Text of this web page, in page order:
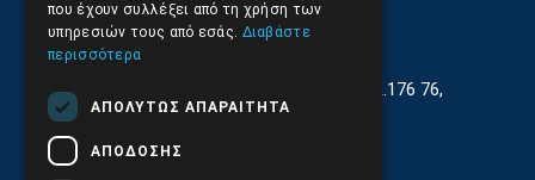
Γεωργίου Κρέμου 13-17, Καλλιθέα, Τ.Κ.176 76,
Αθήνα, Ελλάδα
210.9566.401(11.30-17.00)
που έχουν συλλέξει από τη χρήση των
υπηρεσιών τους από εσάς. Διαβάστε
περισσότερα
ΑΠΟΛΎΤΩΣ ΑΠΑΡΑΊΤΗΤΑ
ΑΠΌΔΟΣΗΣ